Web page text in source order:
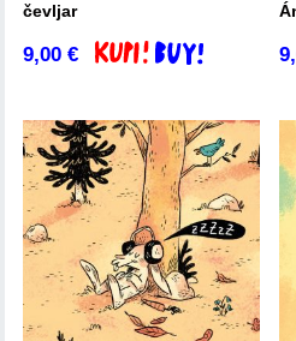
čevljar
9,00€ Dodaj v košarico